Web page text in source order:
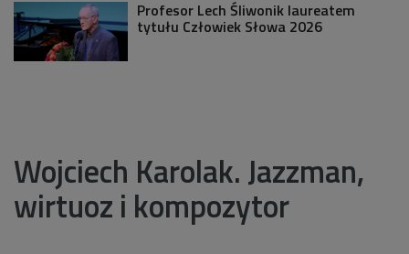
Profesor Lech Śliwonik laureatem
tytułu Człowiek Słowa 2026
Wojciech Karolak. Jazzman,
wirtuoz i kompozytor